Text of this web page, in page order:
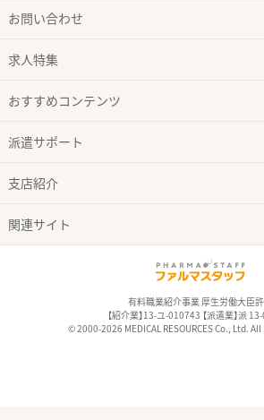
お問い合わせ
求人特集
おすすめコンテンツ
派遣サポート
支店紹介
関連サイト
有料職業紹介事業 厚生労働大臣
【紹介業】13-ユ-010743 【派遣業】派
© 2000-2026 MEDICAL RESOURCES Co., Ltd.